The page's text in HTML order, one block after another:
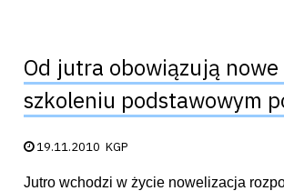
Od jutra obowiązują
szkoleniu podstawowym
Data publikacji:
19.11.2010 KGP
Jutro wchodzi w życie nowelizacja